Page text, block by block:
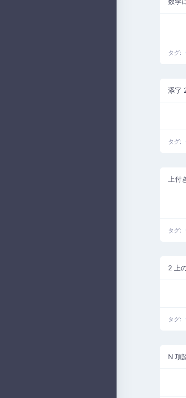
タグ:
添字
タグ:
上付
タグ:
2 上
タグ:
N 項